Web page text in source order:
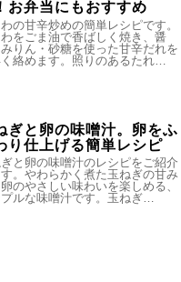
お弁当にもおすすめ
の甘辛炒めの簡単レシピです。
をごま油で香ばしく焼き、醤
りん・砂糖を使った甘辛だれを
絡めます。照りのあるたれ…
ぎと卵の味噌汁。卵をふ
り仕上げる簡単レシピ
と卵の味噌汁のレシピをご紹介
す。やわらかく煮た玉ねぎの甘み
のやさしい味わいを楽しめる、
ルな味噌汁です。玉ねぎ…